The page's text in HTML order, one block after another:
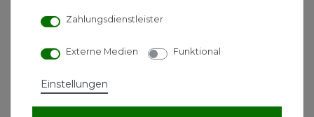
32 mm Rohrleitungen
horizontal
Erleichterter Eingriff
Förderleistung: > 80 l/min
Zahlungsdienstleister
Externe Medien Funktional
Einstellungen